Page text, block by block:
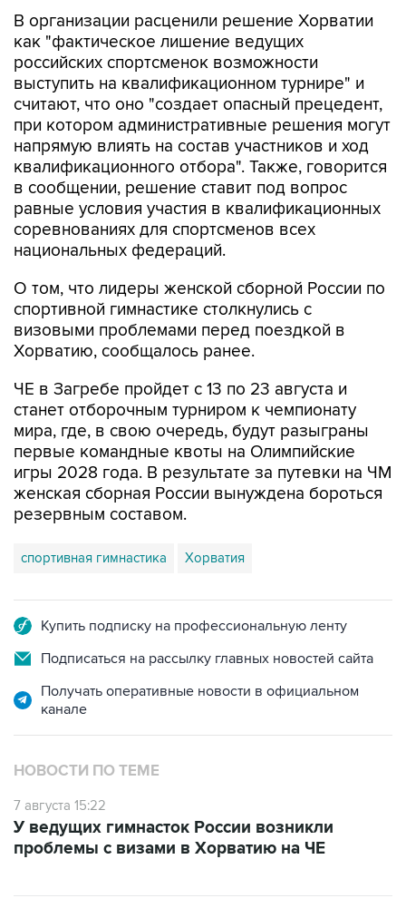
В организации расценили решение Хорватии
как "фактическое лишение ведущих
российских спортсменок возможности
выступить на квалификационном турнире" и
считают, что оно "создает опасный прецедент,
при котором административные решения могут
напрямую влиять на состав участников и ход
квалификационного отбора". Также, говорится
в сообщении, решение ставит под вопрос
равные условия участия в квалификационных
соревнованиях для спортсменов всех
национальных федераций.
О том, что лидеры женской сборной России по
спортивной гимнастике столкнулись с
визовыми проблемами перед поездкой в
Хорватию, сообщалось ранее.
ЧЕ в Загребе пройдет с 13 по 23 августа и
станет отборочным турниром к чемпионату
мира, где, в свою очередь, будут разыграны
первые командные квоты на Олимпийские
игры 2028 года. В результате за путевки на ЧМ
женская сборная России вынуждена бороться
резервным составом.
спортивная гимнастика Хорватия
Купить подписку на профессиональную ленту
Подписаться на рассылку главных новостей сайта
Получать оперативные новости в официальном
канале
НОВОСТИ ПО ТЕМЕ
7 августа 15:22
У ведущих гимнасток России возникли
проблемы с визами в Хорватию на ЧЕ